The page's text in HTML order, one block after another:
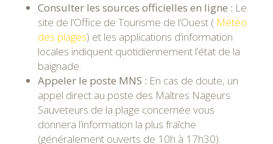
Consulter les sources officielles en ligne : Le
site de l’Office de Tourisme de l’Ouest ( Météo
des plages) et les applications d’information
locales indiquent quotidiennement l’état de la
baignade.
Appeler le poste MNS : En cas de doute, un
appel direct au poste des Maîtres Nageurs
Sauveteurs de la plage concernée vous
donnera l’information la plus fraîche
(généralement ouverts de 10h à 17h30).